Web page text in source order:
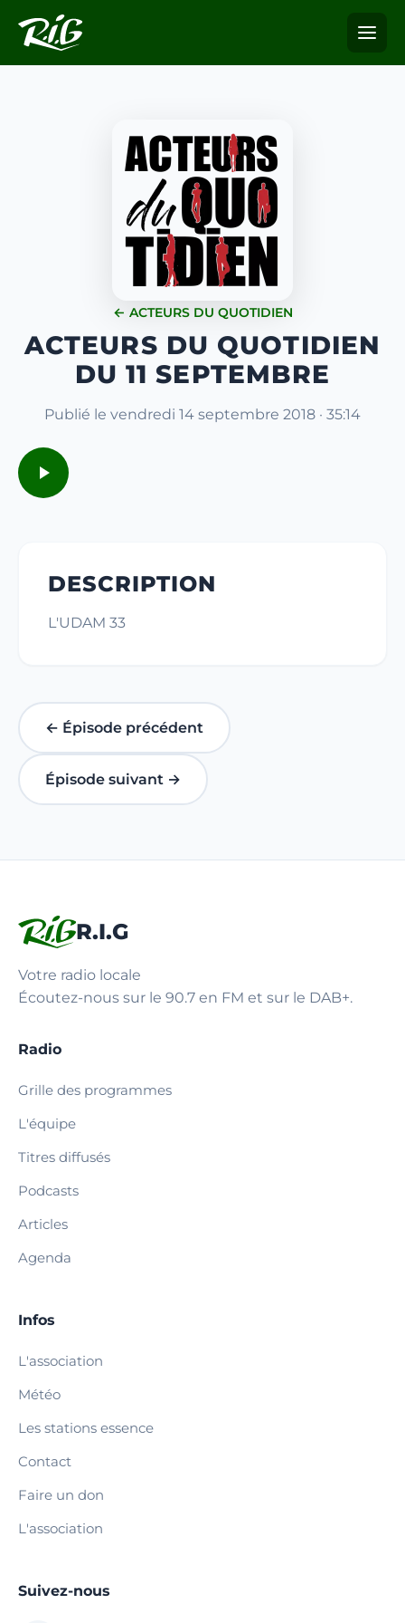
← ACTEURS DU QUOTIDIEN
ACTEURS DU QUOTIDIEN
DU 11 SEPTEMBRE
Publié le vendredi 14 septembre 2018 · 35:14
DESCRIPTION
L'UDAM 33
← Épisode précédent
Épisode suivant →
R.I.G
Votre radio locale
Écoutez-nous sur le 90.7 en FM et sur le DAB+.
Radio
Grille des programmes
L'équipe
Titres diffusés
Podcasts
Articles
Agenda
Infos
L'association
Météo
Les stations essence
Contact
Faire un don
L'association
Suivez-nous